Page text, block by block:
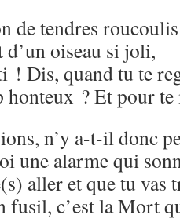
de tendres
oiseau si joli,
! Dis, quand tu te
? Et pour te
n’y a-t-il donc
une alarme qui
aller et que tu vas
fusil, c’est la Mort